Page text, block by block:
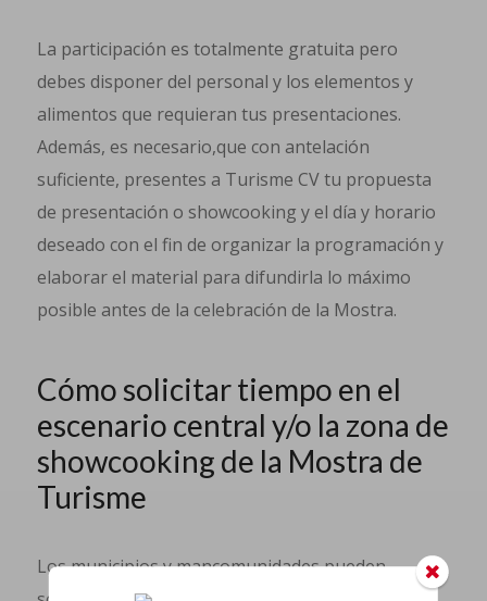
La participación es totalmente gratuita pero
debes disponer del personal y los elementos y
alimentos que requieran tus presentaciones.
Además, es necesario,que con antelación
suficiente, presentes a Turisme CV tu propuesta
de presentación o showcooking y el día y horario
deseado con el fin de organizar la programación y
elaborar el material para difundirla lo máximo
posible antes de la celebración de la Mostra.
Cómo solicitar tiempo en el
escenario central y/o la zona de
showcooking de la Mostra de
Turisme
Los municipios y mancomunidades pueden